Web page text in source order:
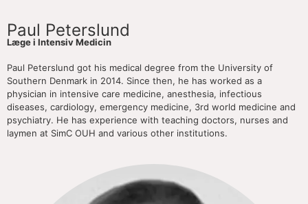
Paul Peterslund
Læge i Intensiv Medicin
Paul Peterslund got his medical degree from the University of
Southern Denmark in 2014. Since then, he has worked as a
physician in intensive care medicine, anesthesia, infectious
diseases, cardiology, emergency medicine, 3rd world medicine and
psychiatry. He has experience with teaching doctors, nurses and
laymen at SimC OUH and various other institutions.